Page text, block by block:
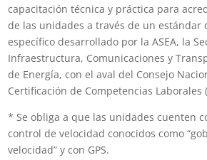
capacitación técnica y práctica para
de las unidades a través de un estándar
específico desarrollado por la ASEA, la
Infraestructura, Comunicaciones y
de Energía, con el aval del Consejo
Certificación de Competencias Laborales
* Se obliga a que las unidades cuenten
control de velocidad conocidos como
velocidad” y con GPS.